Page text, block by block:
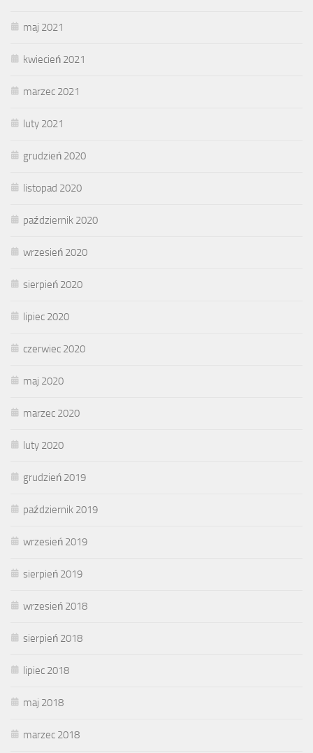
maj 2021
kwiecień 2021
marzec 2021
luty 2021
grudzień 2020
listopad 2020
październik 2020
wrzesień 2020
sierpień 2020
lipiec 2020
czerwiec 2020
maj 2020
marzec 2020
luty 2020
grudzień 2019
październik 2019
wrzesień 2019
sierpień 2019
wrzesień 2018
sierpień 2018
lipiec 2018
maj 2018
marzec 2018